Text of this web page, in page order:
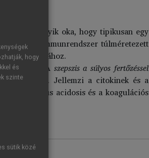
Ennek egyik oka, hogy tipikusan egy
az immunrendszer túlméretezett
A szepszis a súlyos fertőzéssel
jön létre. Jellemzi a citokinek és a
metabolikus acidosis és a koagulációs
hogy
és
szinte
sütik közé